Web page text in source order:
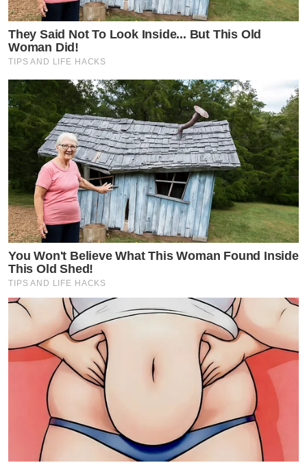
They Said Not To Look Inside... But This Old
Woman Did!
TIPS AND LIFE HACKS
You Won't Believe What This Woman Found Inside
This Old Shed!
TIPS AND LIFE HACKS